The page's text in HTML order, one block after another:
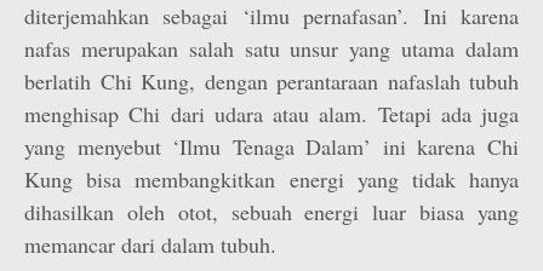
diterjemahkan sebagai ‘ilmu pernafasan’. Ini karena
nafas merupakan salah satu unsur yang utama dalam
berlatih Chi Kung, dengan perantaraan nafaslah tubuh
menghisap Chi dari udara atau alam. Tetapi ada juga
yang menyebut ‘Ilmu Tenaga Dalam’ ini karena Chi
Kung bisa membangkitkan energi yang tidak hanya
dihasilkan oleh otot, sebuah energi luar biasa yang
memancar dari dalam tubuh.